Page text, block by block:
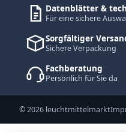
Datenblätter &
Für eine sichere
Sorgfältiger
Sichere Verpackung
Fachberatung
Persönlich für Sie da
© 2026 leuchtmittelmarkt